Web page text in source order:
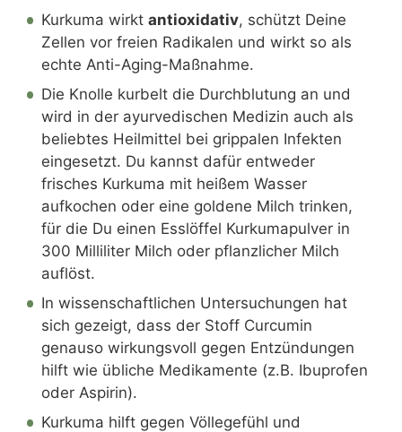
Kurkuma wirkt antioxidativ, schützt Deine
Zellen vor freien Radikalen und wirkt so als
echte Anti-Aging-Maßnahme.
Die Knolle kurbelt die Durchblutung an und
wird in der ayurvedischen Medizin auch als
beliebtes Heilmittel bei grippalen Infekten
eingesetzt. Du kannst dafür entweder
frisches Kurkuma mit heißem Wasser
aufkochen oder eine goldene Milch trinken,
für die Du einen Esslöffel Kurkumapulver in
300 Milliliter Milch oder pflanzlicher Milch
auflöst.
In wissenschaftlichen Untersuchungen hat
sich gezeigt, dass der Stoff Curcumin
genauso wirkungsvoll gegen Entzündungen
hilft wie übliche Medikamente (z.B. Ibuprofen
oder Aspirin).
Kurkuma hilft gegen Völlegefühl und